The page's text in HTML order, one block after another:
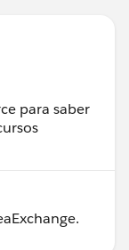
para saber